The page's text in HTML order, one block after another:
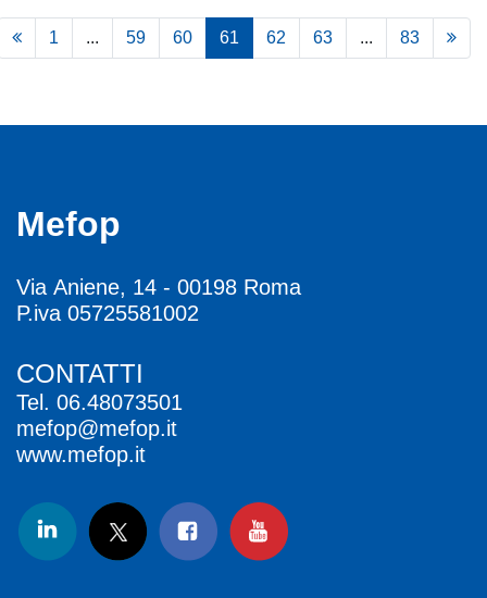
1 ... 59 60 61 62 63 ... 83
Mefop
Via Aniene, 14 - 00198 Roma
P.iva 05725581002
CONTATTI
Tel. 06.48073501
mefop@mefop.it
www.mefop.it